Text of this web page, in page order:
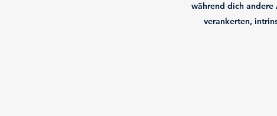
während dich
verankerten,